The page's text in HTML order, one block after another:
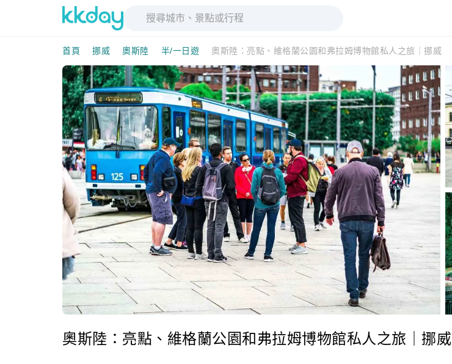
首頁 挪威 奧斯陸 半/一日遊 奧斯陸：亮點、維格蘭公園和弗拉姆博物館私人之旅｜挪威
奧斯陸：亮點、維格蘭公園和弗拉姆博物館私人之旅｜挪威